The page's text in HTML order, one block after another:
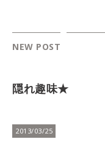
NEW POST
隠れ趣味★
2013/03/25